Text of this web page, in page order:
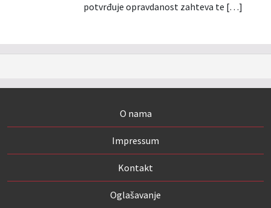
potvrđuje opravdanost zahteva te […]
O nama
Impressum
Kontakt
Oglašavanje